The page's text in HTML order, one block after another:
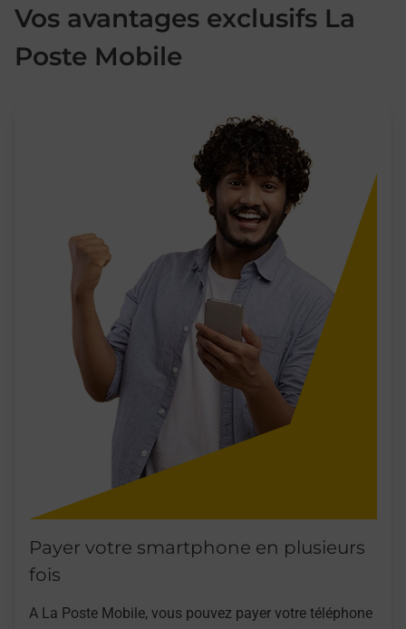
Vos avantages exclusifs La
Poste Mobile
Payer votre smartphone en plusieurs
fois
A La Poste Mobile, vous pouvez payer votre téléphone